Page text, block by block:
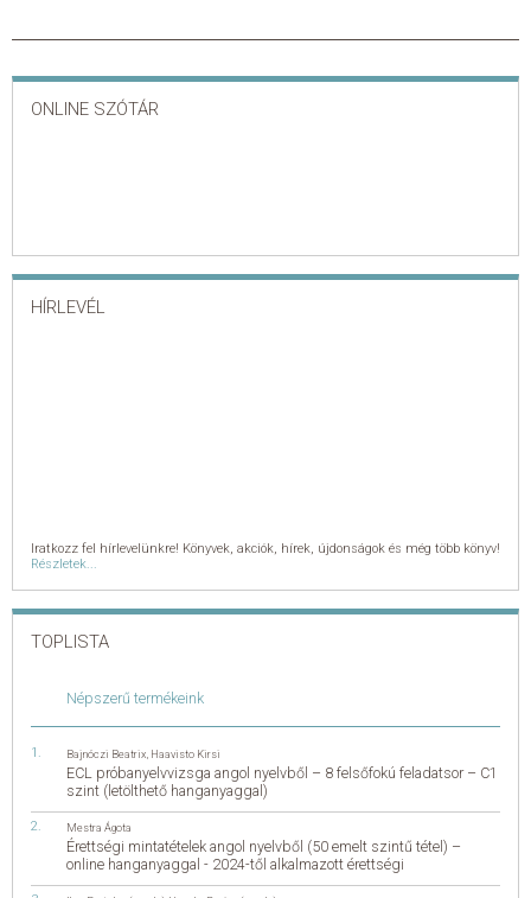
ONLINE SZÓTÁR
HÍRLEVÉL
Iratkozz fel hírlevelünkre! Könyvek, akciók, hírek, újdonságok és még több könyv!
Részletek...
TOPLISTA
Népszerű termékeink
Bajnóczi Beatrix Haavisto Kirsi
ECL próbanyelvvizsga angol nyelvből – 8 felsőfokú feladatsor – C1
szint (letölthető hanganyaggal)
Mestra Ágota
Érettségi mintatételek angol nyelvből (50 emelt szintű tétel) –
online hanganyaggal - 2024-től alkalmazott érettségi